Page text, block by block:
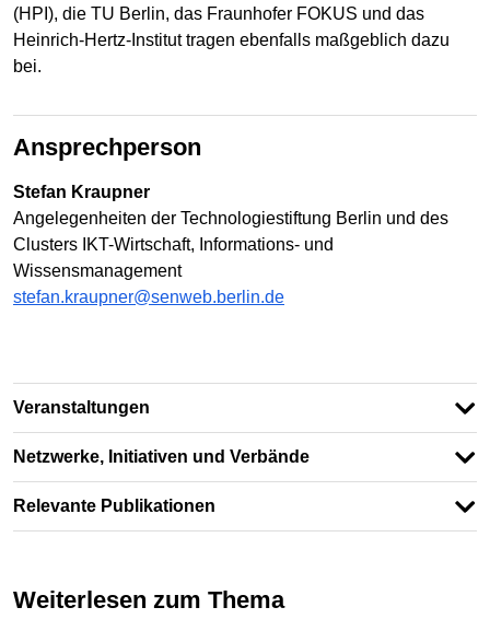
(HPI), die TU Berlin, das Fraunhofer FOKUS und das
Heinrich-Hertz-Institut tragen ebenfalls maßgeblich dazu
bei.
Ansprechperson
Stefan Kraupner
Angelegenheiten der Technologiestiftung Berlin und des
Clusters IKT-Wirtschaft, Informations- und
Wissensmanagement
stefan.kraupner@senweb.berlin.de
Veranstaltungen
Netzwerke, Initiativen und Verbände
Relevante Publikationen
Weiterlesen zum Thema